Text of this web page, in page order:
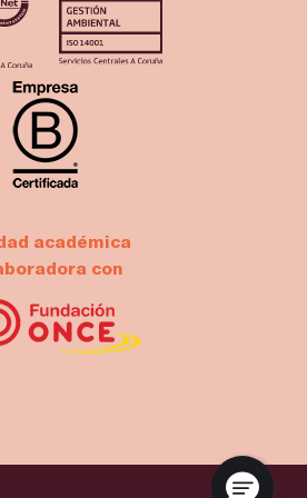
académica
con